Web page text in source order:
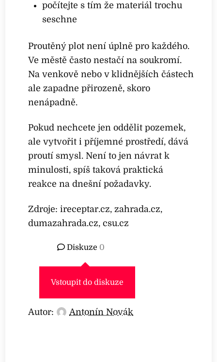
počítejte s tím že materiál trochu
seschne
Proutěný plot není úplně pro každého.
Ve městě často nestačí na soukromí.
Na venkově nebo v klidnějších částech
ale zapadne přirozeně, skoro
nenápadně.
Pokud nechcete jen oddělit pozemek,
ale vytvořit i příjemné prostředí, dává
proutí smysl. Není to jen návrat k
minulosti, spíš taková praktická
reakce na dnešní požadavky.
Zdroje: ireceptar.cz, zahrada.cz,
dumazahrada.cz, csu.cz
Diskuze 0
Vstoupit do diskuze
Autor: Antonín Novák